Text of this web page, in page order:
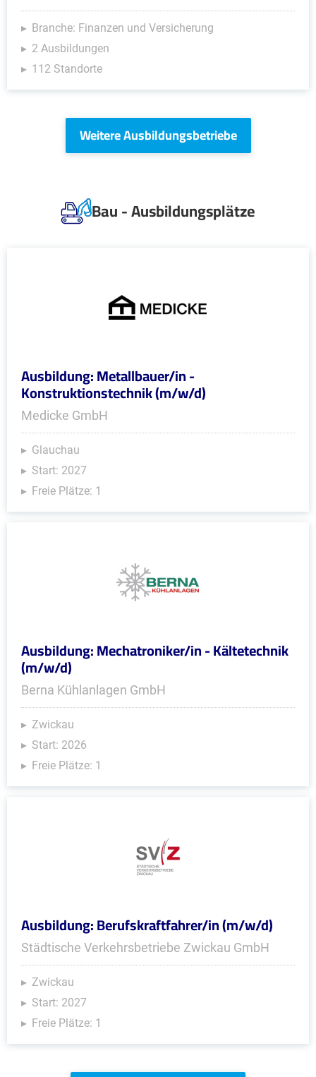
Branche: Finanzen und Versicherung
2 Ausbildungen
112 Standorte
Weitere Ausbildungsbetriebe
Bau - Ausbildungsplätze
Ausbildung: Metallbauer/in -
Konstruktionstechnik (m/w/d)
Medicke GmbH
Glauchau
Start: 2027
Freie Plätze: 1
Ausbildung: Mechatroniker/in - Kältetechnik
(m/w/d)
Berna Kühlanlagen GmbH
Zwickau
Start: 2026
Freie Plätze: 1
Ausbildung: Berufskraftfahrer/in (m/w/d)
Städtische Verkehrsbetriebe Zwickau GmbH
Zwickau
Start: 2027
Freie Plätze: 1